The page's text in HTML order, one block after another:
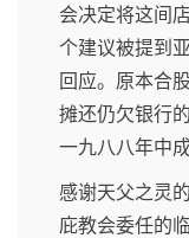
会决定将这间
个建议被提到
回应。原本合
摊还仍欠银行
一九八八年中成
感谢天父之灵
庇教会委任的